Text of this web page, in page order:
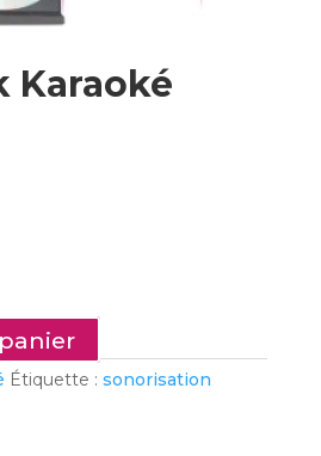
Karaoké
Étiquette : sonorisation